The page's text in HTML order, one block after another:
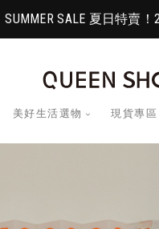
SUMMER SALE 夏日特賣！
美好生活選物 現貨專區